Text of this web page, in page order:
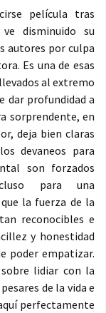
película tras
disminuido su
autores por culpa
Es una de esas
al extremo
dar profundidad a
sorprendente, en
deja bien claras
devaneos para
son forzados
para una
la fuerza de la
reconocibles e
y honestidad
poder empatizar.
lidiar con la
de la vida e
perfectamente